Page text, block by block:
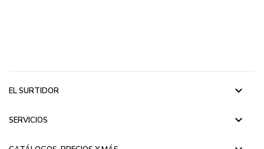
EL SURTIDOR keyboard_arrow_down
SERVICIOS keyboard_arrow_down